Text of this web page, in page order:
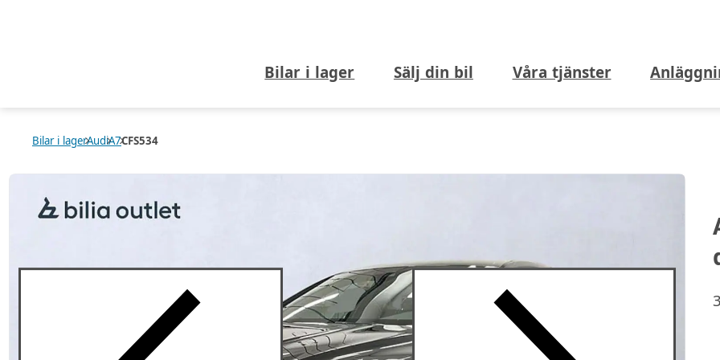
Bilar i lager Sälj din bil Våra tjänster
Bilar i lagerAudiA7CFS534